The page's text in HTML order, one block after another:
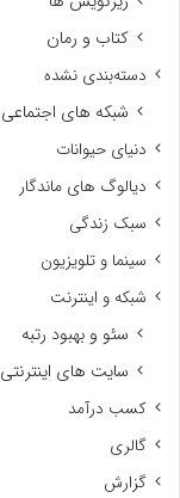
کتاب و رمان
دسته‌بندی نشده
شبکه های اجتماعی
دنیای حیوانات
دیالوگ های ماندگار
سبک زندگی
سینما و تلویزیون
شبکه و اینترنت
سئو و بهبود رتبه
سایت های اینترنتی
کسب درآمد
گالری
گزارش